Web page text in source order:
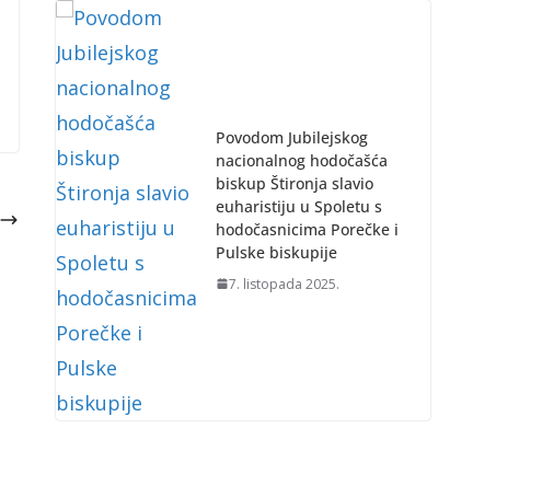
Povodom Jubilejskog
nacionalnog hodočašća
biskup Štironja slavio
euharistiju u Spoletu s
hodočasnicima Porečke i
Pulske biskupije
7. listopada 2025.